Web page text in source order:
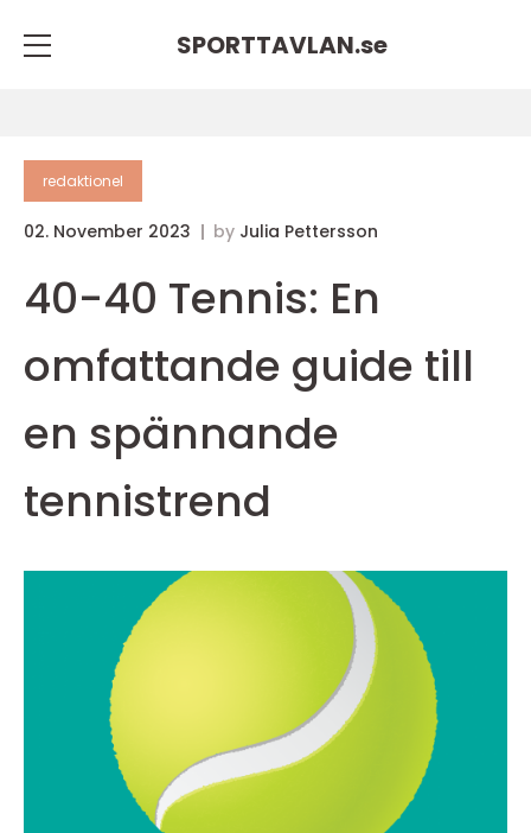
SPORTTAVLAN.se
redaktionel
02. November 2023 by Julia Pettersson
40-40 Tennis: En
omfattande guide till
en spännande
tennistrend